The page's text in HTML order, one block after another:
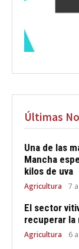
Últimas
Una de las
Mancha
kilos de uva
Agricultura 7
El sector
recuperar la
Agricultura 6